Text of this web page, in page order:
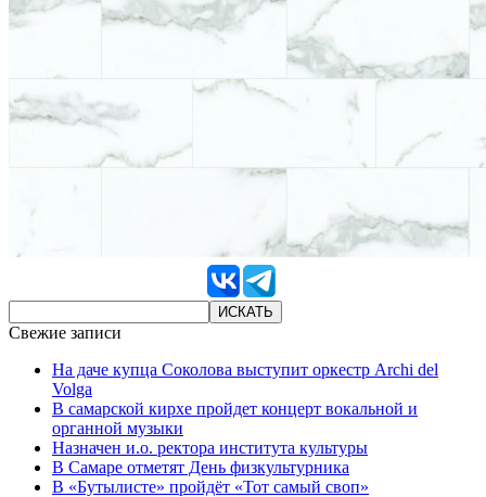
Свежие записи
На даче купца Соколова выступит оркестр Archi del
Volga
В самарской кирхе пройдет концерт вокальной и
органной музыки
Назначен и.о. ректора института культуры
В Самаре отметят День физкультурника
В «Бутылисте» пройдёт «Тот самый своп»